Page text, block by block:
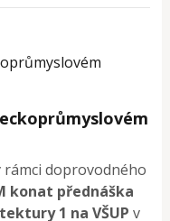
rámci doprovodného
konat přednáška
1 na VŠUPv